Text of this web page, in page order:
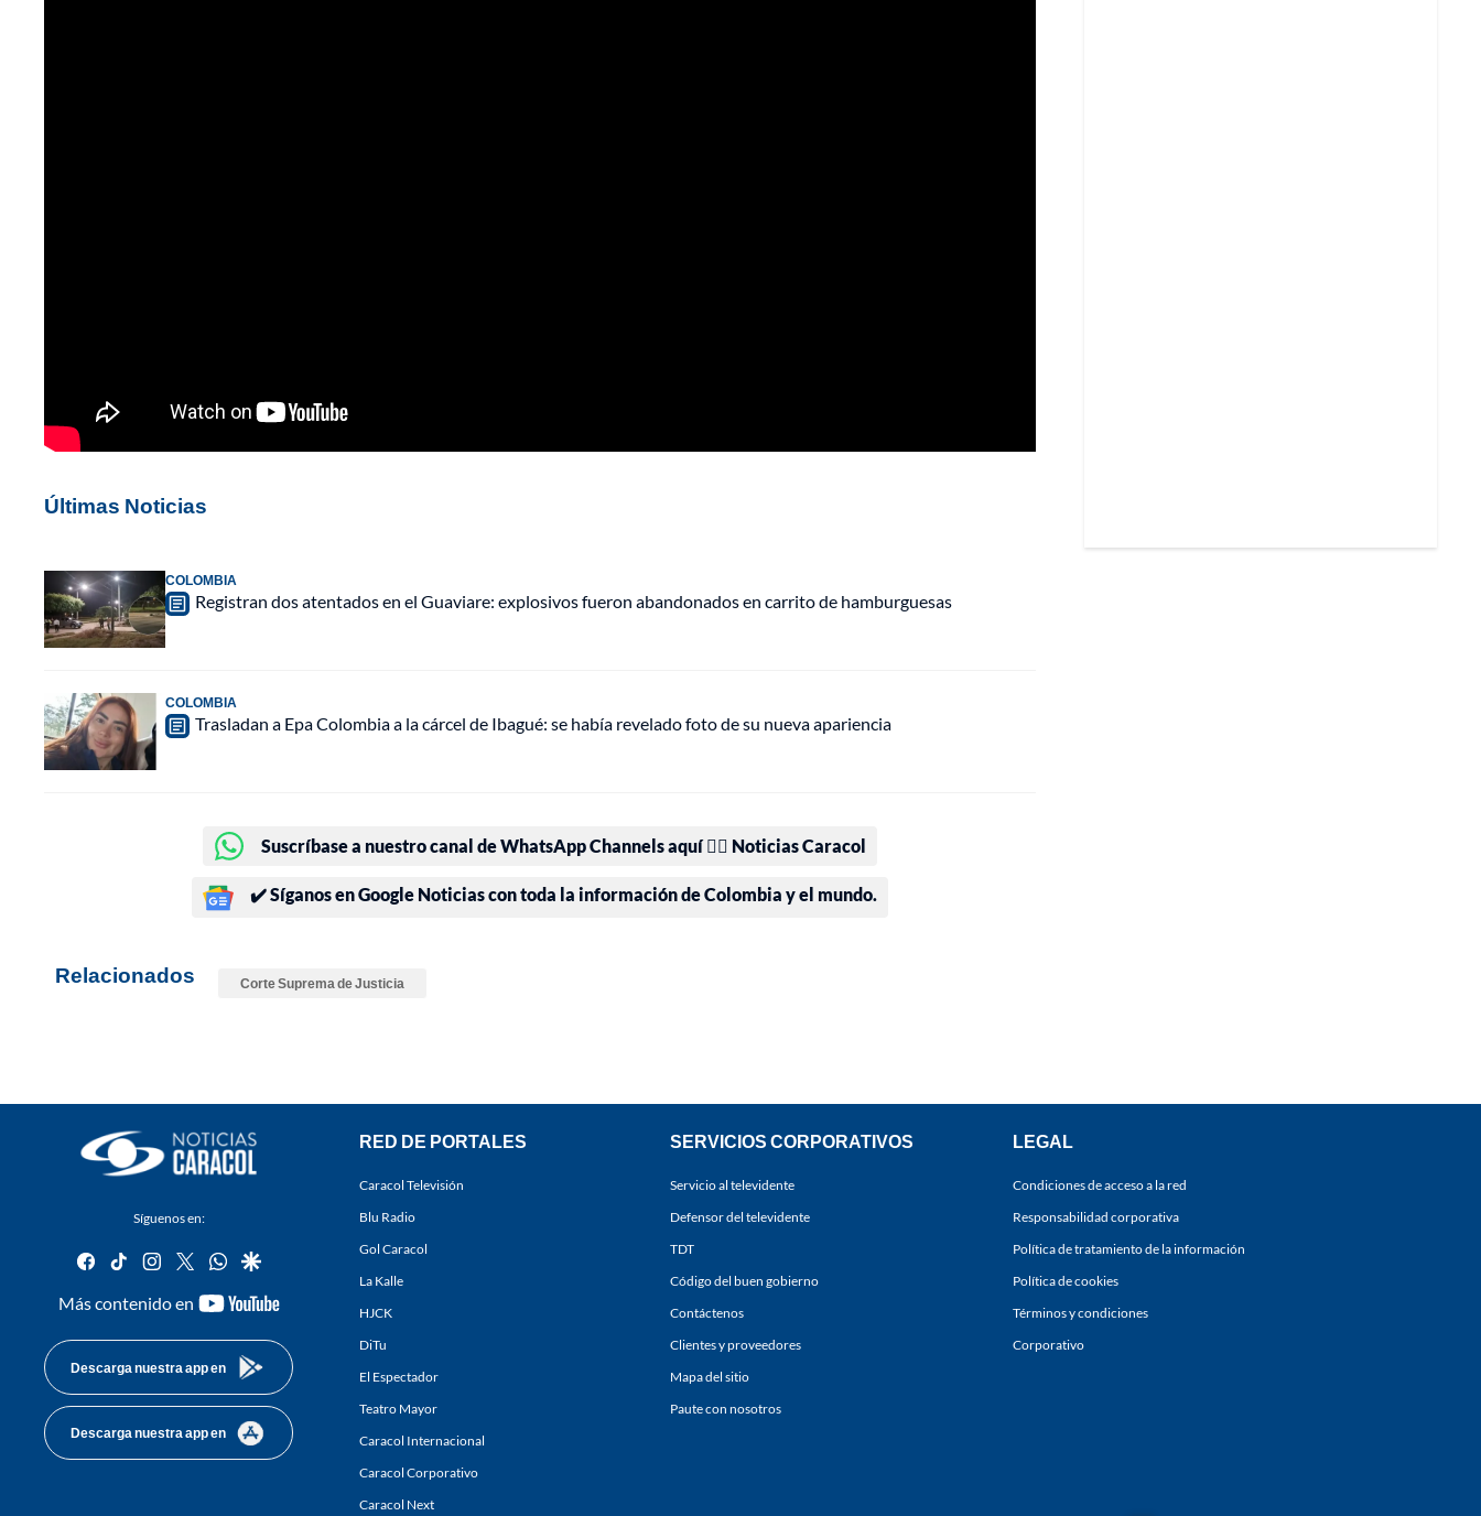
Últimas Noticias
COLOMBIA
Registran dos atentados en el Guaviare: explosivos fueron abandonados en carrito de hamburguesas
COLOMBIA
Trasladan a Epa Colombia a la cárcel de Ibagué: se había revelado foto de su nueva apariencia
Suscríbase a nuestro canal de WhatsApp Channels aquí 👉🏻 Noticias Caracol
✔️ Síganos en Google Noticias con toda la información de Colombia y el mundo.
Relacionados Corte Suprema de Justicia
Síguenos en:
facebook
tiktok instagram
twitterwhatsapp
google
Más contenido en
youtube-
Descarga nuestra app en
Descarga nuestra app en
RED DE PORTALES
Caracol Televisión
Blu Radio
Gol Caracol
La Kalle
HJCK
DiTu
El Espectador
Teatro Mayor
Caracol Internacional
Caracol Corporativo
Caracol Next
SERVICIOS CORPORATIVOS
Servicio al televidente
Defensor del televidente
TDT
Código del buen gobierno
Contáctenos
Clientes y proveedores
Mapa del sitio
Paute con nosotros
LEGAL
Condiciones de acceso a la red
Responsabilidad corporativa
Política de tratamiento de la información
Política de cookies
Términos y condiciones
Corporativo